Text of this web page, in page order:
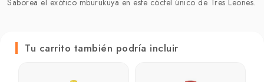
Tu carrito también podría incluir